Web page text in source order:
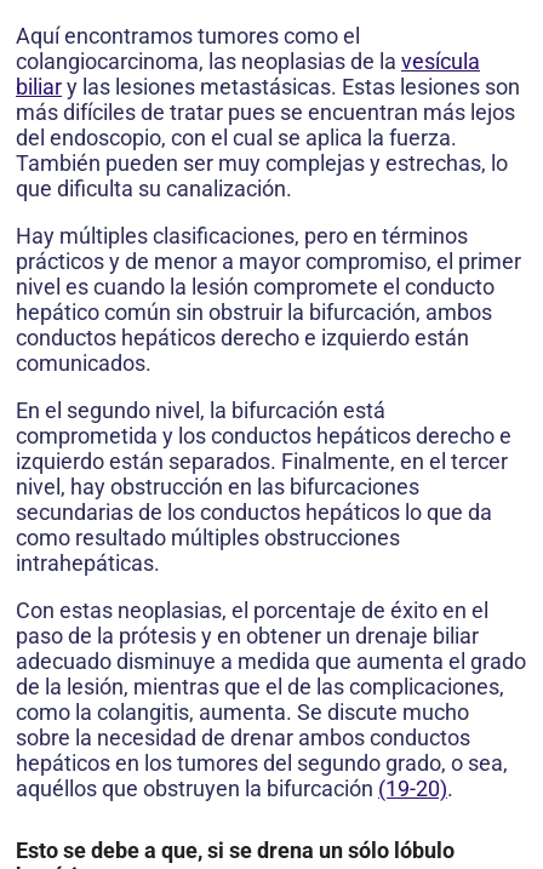
Aquí encontramos tumores como el
colangiocarcinoma, las neoplasias de la vesícula
biliary las lesiones metastásicas. Estas lesiones son
más difíciles de tratar pues se encuentran más lejos
del endoscopio, con el cual se aplica la fuerza.
También pueden ser muy complejas y estrechas, lo
que dificulta su canalización.
Hay múltiples clasificaciones, pero en términos
prácticos y de menor a mayor compromiso, el primer
nivel es cuando la lesión compromete el conducto
hepático común sin obstruir la bifurcación, ambos
conductos hepáticos derecho e izquierdo están
comunicados.
En el segundo nivel, la bifurcación está
comprometida y los conductos hepáticos derecho e
izquierdo están separados. Finalmente, en el tercer
nivel, hay obstrucción en las bifurcaciones
secundarias de los conductos hepáticos lo que da
como resultado múltiples obstrucciones
intrahepáticas.
Con estas neoplasias, el porcentaje de éxito en el
paso de la prótesis y en obtener un drenaje biliar
adecuado disminuye a medida que aumenta el grado
de la lesión, mientras que el de las complicaciones,
como la colangitis, aumenta. Se discute mucho
sobre la necesidad de drenar ambos conductos
hepáticos en los tumores del segundo grado, o sea,
aquéllos que obstruyen la bifurcación (19-20).
Esto se debe a que, si se drena un sólo lóbulo